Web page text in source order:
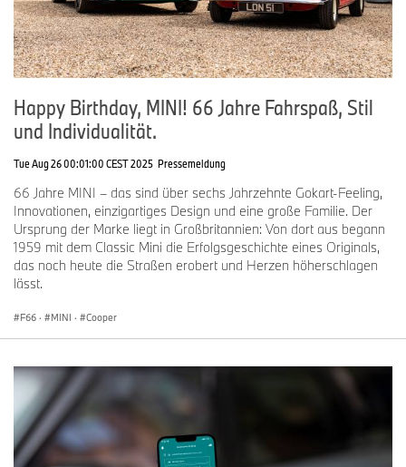
Happy Birthday, MINI! 66 Jahre Fahrspaß, Stil
und Individualität.
Tue Aug 26 00:01:00 CEST 2025 Pressemeldung
66 Jahre MINI – das sind über sechs Jahrzehnte Gokart-Feeling,
Innovationen, einzigartiges Design und eine große Familie. Der
Ursprung der Marke liegt in Großbritannien: Von dort aus begann
1959 mit dem Classic Mini die Erfolgsgeschichte eines Originals,
das noch heute die Straßen erobert und Herzen höherschlagen
lässt.
F66 · MINI · Cooper